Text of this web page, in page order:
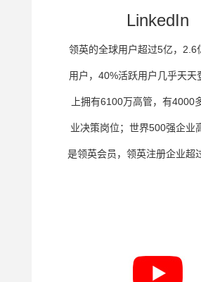
LinkedIn
领英的全球用户超过5亿，2.6
用户，40%活跃用户几乎天天
上拥有6100万高管，有4000
业决策岗位；世界500强企业
是领英会员，领英注册企业超